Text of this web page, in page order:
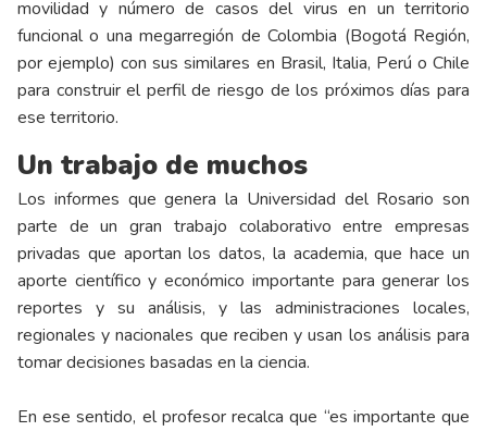
movilidad y número de casos del virus en un territorio
funcional o una megarregión de Colombia (Bogotá Región,
por ejemplo) con sus similares en Brasil, Italia, Perú o Chile
para construir el perfil de riesgo de los próximos días para
ese territorio.
Un trabajo de muchos
Los informes que genera la Universidad del Rosario son
parte de un gran trabajo colaborativo entre empresas
privadas que aportan los datos, la academia, que hace un
aporte científico y económico importante para generar los
reportes y su análisis, y las administraciones locales,
regionales y nacionales que reciben y usan los análisis para
tomar decisiones basadas en la ciencia.
En ese sentido, el profesor recalca que “es importante que